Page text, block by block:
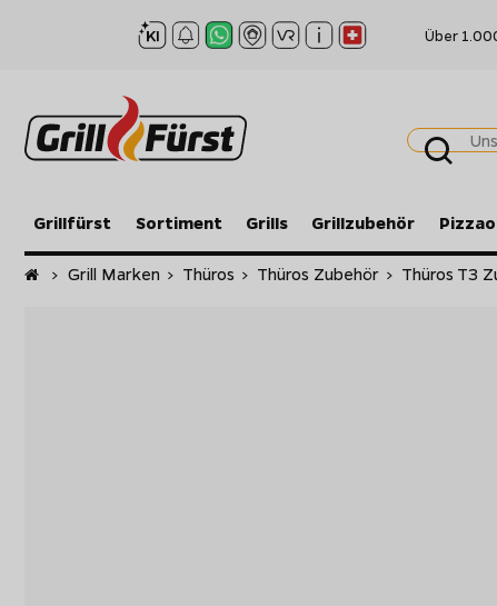
Über
Grillfürst Sortiment Grills Grillzubehör
Startseite
> Grill Marken > Thüros > Thüros Zubehör > Thüros T3